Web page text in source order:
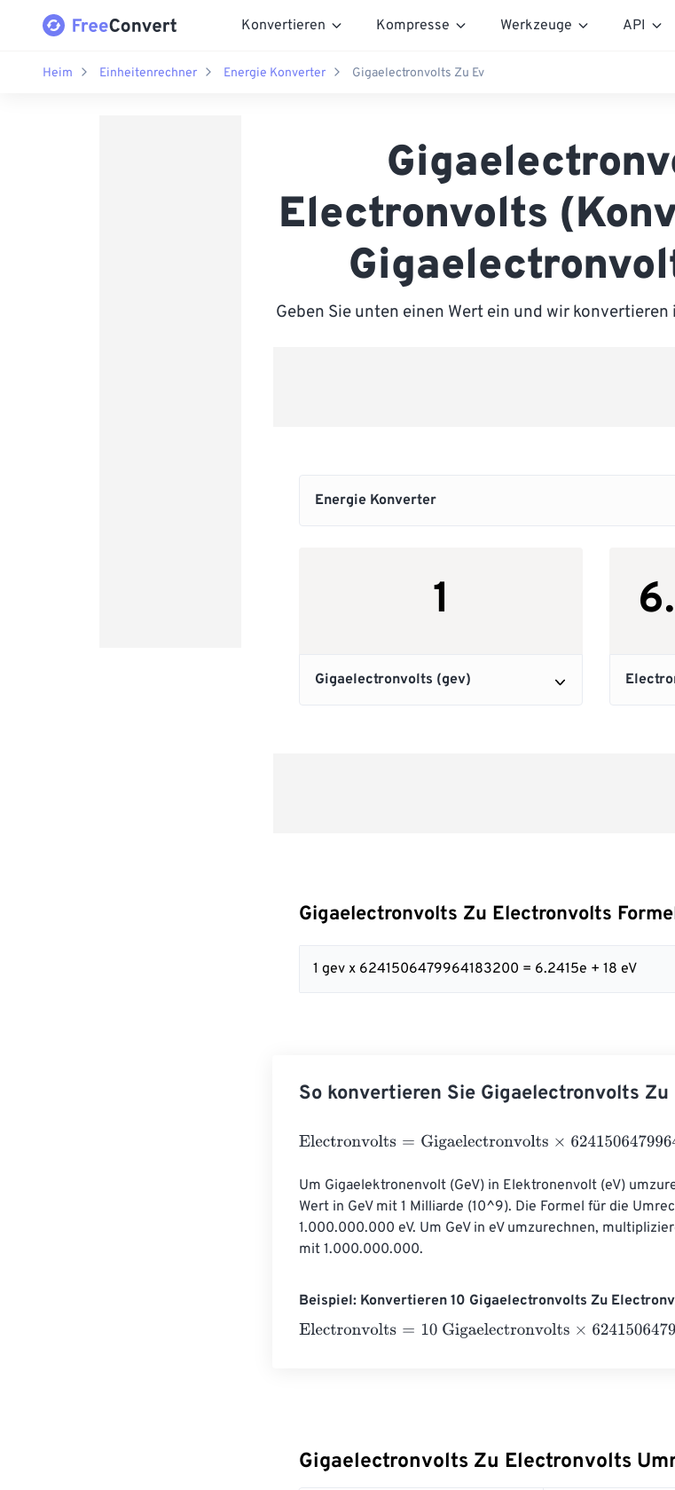
Konvertieren Kompresse Werkzeuge API
Heim Einheitenrechner Energie Konverter Gigaelectronvolts Zu Ev
Electronvolts
Geben Sie unten einen Wert ein und wir
Gigaelectronvolts Zu Electronvolts
1 gev x 6241506479964183200 = 6.2415e + 18 eV
So konvertieren Sie Gigaelectronvolts
Electronvolts=Gigaelectronvolts×6241506479964183200
Um Gigaelektronenvolt (GeV) in Elektronenvolt (eV)
Wert in GeV mit 1 Milliarde (10^9). Die Formel für die
1.000.000.000 eV. Um GeV in eV umzurechnen,
mit 1.000.000.000.
Beispiel: Konvertieren 10 Gigaelectronvolts Zu
Electronvolts=10 Gigaelectronvolts×
Gigaelectronvolts Zu Electronvolts